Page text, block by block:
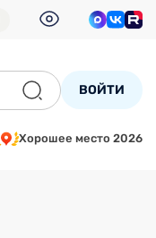
ВОЙТИ
Хорошее место 2026